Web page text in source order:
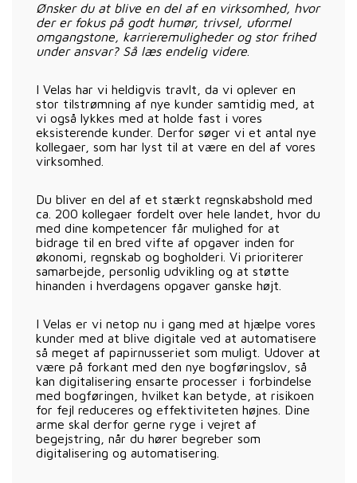
Ønsker du at blive en del af en virksomhed, hvor
der er fokus på godt humør, trivsel, uformel
omgangstone, karrieremuligheder og stor frihed
under ansvar? Så læs endelig videre
I Velas har vi heldigvis travlt, da vi oplever en
stor tilstrømning af nye kunder samtidig med, at
vi også lykkes med at holde fast i vores
eksisterende kunder. Derfor søger vi et antal nye
kollegaer, som har lyst til at være en del af vores
virksomhed.
Du bliver en del af et stærkt regnskabshold med
ca. 200 kollegaer fordelt over hele landet, hvor du
med dine kompetencer får mulighed for at
bidrage til en bred vifte af opgaver inden for
økonomi, regnskab og bogholderi. Vi prioriterer
samarbejde, personlig udvikling og at støtte
hinanden i hverdagens opgaver ganske højt.
I Velas er vi netop nu i gang med at hjælpe vores
kunder med at blive digitale ved at automatisere
så meget af papirnusseriet som muligt. Udover at
være på forkant med den nye bogføringslov, så
kan digitalisering ensarte processer i forbindelse
med bogføringen, hvilket kan betyde, at risikoen
for fejl reduceres og effektiviteten højnes. Dine
arme skal derfor gerne ryge i vejret af
begejstring, når du hører begreber som
digitalisering og automatisering.